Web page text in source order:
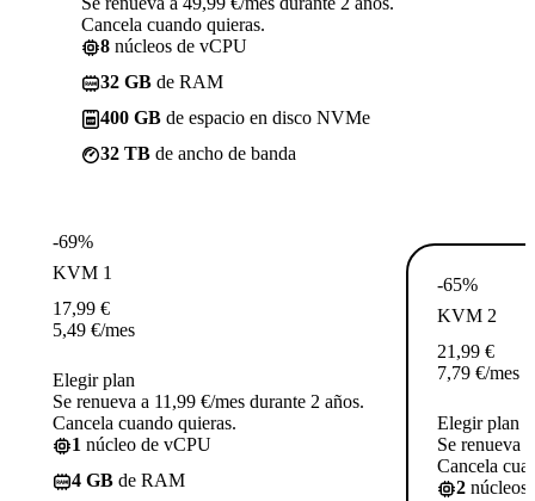
Cancela cuando quieras.
8 núcleos de vCPU
32 GB de RAM
400 GB de espacio en disco NVMe
32 TB de ancho de banda
-69%
KVM 1
17,99 €
5,49 €/mes
Elegir plan
Se renueva a 11,99 €/mes durante 2 años.
Cancela cuando quieras.
1 núcleo de vCPU
4 GB de RAM
-65%
KVM 2
21,99 €
7,79 €/mes
Elegir plan
Se renueva
Cancela
2 núcleos